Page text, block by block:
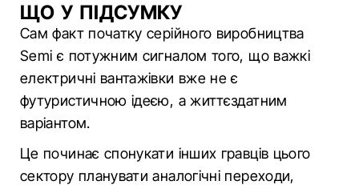
ЩО У ПІДСУМКУ
Сам факт початку серійного виробництва
Semi є потужним сигналом того, що важкі
електричні вантажівки вже не є
футуристичною ідеєю, а життєздатним
варіантом.
Це починає спонукати інших гравців цього
сектору планувати аналогічні переходи,